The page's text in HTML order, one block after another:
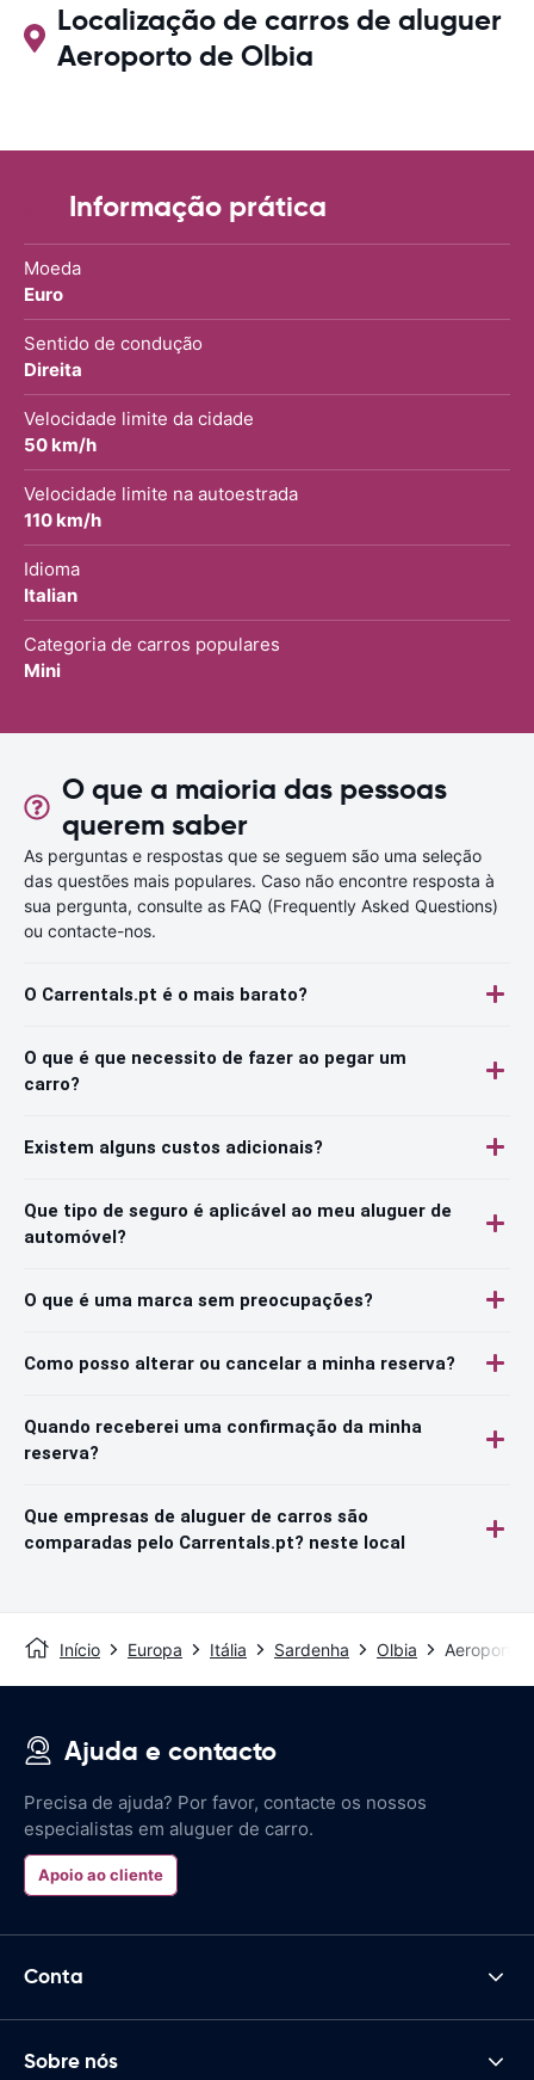
Localização de carros de aluguer
Aeroporto de Olbia
Informação prática
Moeda
Euro
Sentido de condução
Direita
Velocidade limite da cidade
50 km/h
Velocidade limite na autoestrada
110 km/h
Idioma
Italian
Categoria de carros populares
Mini
O que a maioria das pessoas
querem saber
As perguntas e respostas que se seguem são uma seleção
das questões mais populares. Caso não encontre resposta à
sua pergunta, consulte as FAQ (Frequently Asked Questions)
ou contacte-nos.
O Carrentals.pt é o mais barato?
O que é que necessito de fazer ao pegar um
carro?
Existem alguns custos adicionais?
Que tipo de seguro é aplicável ao meu aluguer de
automóvel?
O que é uma marca sem preocupações?
Como posso alterar ou cancelar a minha reserva?
Quando receberei uma confirmação da minha
reserva?
Que empresas de aluguer de carros são
comparadas pelo Carrentals.pt? neste local
Início Europa Itália Sardenha Olbia Aeroporto
Ajuda e contacto
Precisa de ajuda? Por favor, contacte os nossos
especialistas em aluguer de carro.
Apoio ao cliente
Conta
Sobre nós